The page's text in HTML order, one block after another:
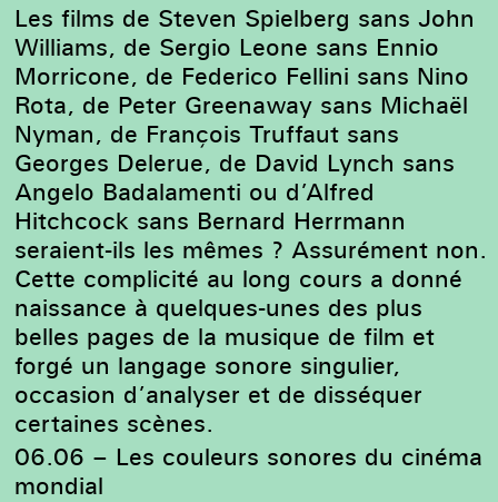
Les films de Steven Spielberg sans John
Williams, de Sergio Leone sans Ennio
Morricone, de Federico Fellini sans Nino
Rota, de Peter Greenaway sans Michaël
Nyman, de François Truffaut sans
Georges Delerue, de David Lynch sans
Angelo Badalamenti ou d’Alfred
Hitchcock sans Bernard Herrmann
seraient-ils les mêmes ? Assurément non.
Cette complicité au long cours a donné
naissance à quelques-unes des plus
belles pages de la musique de film et
forgé un langage sonore singulier,
occasion d’analyser et de disséquer
certaines scènes.
06.06 – Les couleurs sonores du cinéma
mondial